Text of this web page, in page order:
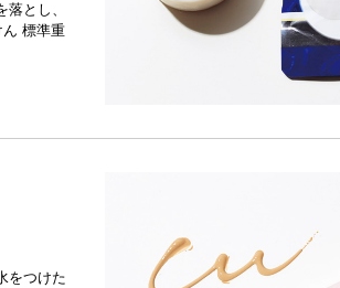
とし、
標準重
をつけた